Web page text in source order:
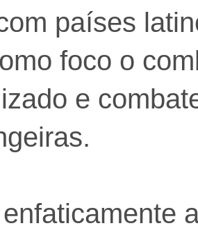
países
foco o
e
enfaticamente